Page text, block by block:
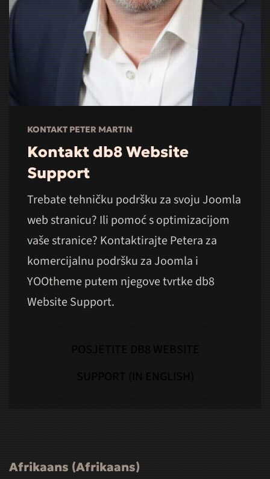
KONTAKT PETER MARTIN
Kontakt db8 Website
Support
Trebate tehničku podršku za svoju Joomla
web stranicu? Ili pomoć s optimizacijom
vaše stranice? Kontaktirajte Petera za
komercijalnu podršku za Joomla i
YOOtheme putem njegove tvrtke db8
Website Support.
POSJETITE DB8 WEBSITE
SUPPORT (IN ENGLISH)
Afrikaans (Afrikaans)